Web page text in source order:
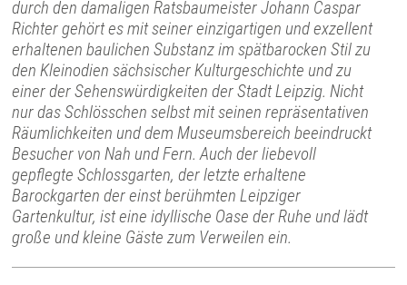
durch den damaligen Ratsbaumeister Johann Caspar
Richter gehört es mit seiner einzigartigen und exzellent
erhaltenen baulichen Substanz im spätbarocken Stil zu
den Kleinodien sächsischer Kulturgeschichte und zu
einer der Sehenswürdigkeiten der Stadt Leipzig. Nicht
nur das Schlösschen selbst mit seinen repräsentativen
Räumlichkeiten und dem Museumsbereich beeindruckt
Besucher von Nah und Fern. Auch der liebevoll
gepflegte Schlossgarten, der letzte erhaltene
Barockgarten der einst berühmten Leipziger
Gartenkultur, ist eine idyllische Oase der Ruhe und lädt
große und kleine Gäste zum Verweilen ein.